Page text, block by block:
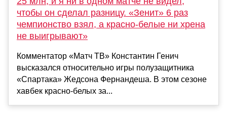
чтобы он сделал разницу. «Зенит» 6 раз
чемпионство взял, а красно-белые ни хрена
не выигрывают»
Комментатор «Матч ТВ» Константин Генич
высказался относительно игры полузащитника
«Спартака» Жедсона Фернандеша. В этом сезоне
хавбек красно-белых за...